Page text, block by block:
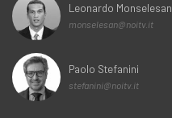
Leonardo Monselesan
monselesan@noitv.it
Paolo Stefanini
stefanini@noitv.it